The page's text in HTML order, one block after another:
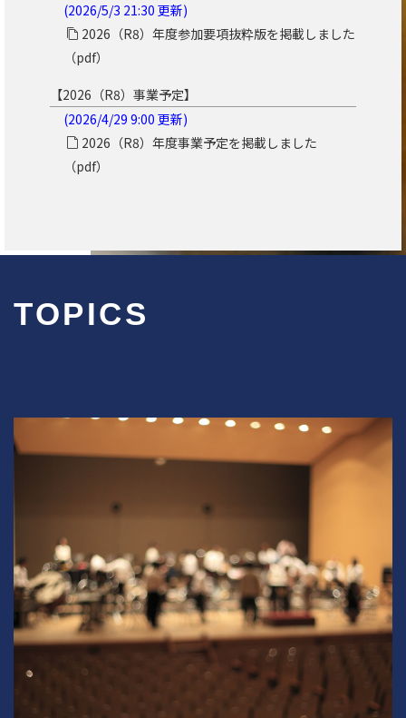
(2026/5/3 21:30 更新)
2026（R8）年度参加要項抜粋版を掲載しました
（pdf）
【2026（R8）事業予定】
(2026/4/29 9:00 更新)
2026（R8）年度事業予定を掲載しました
（pdf）
TOPICS